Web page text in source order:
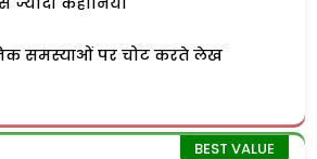
समस्याओं पर चोट करते लेख